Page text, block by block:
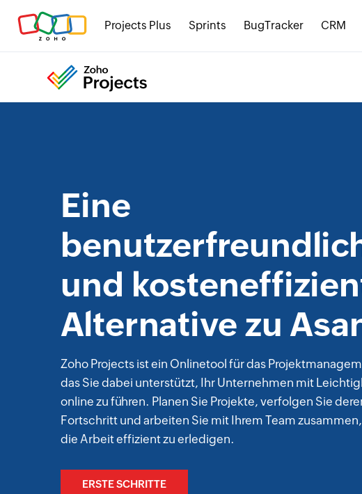
Projects Plus Sprints BugTracker CRM
Eine
und
Alternative zu
Zoho Projects ist ein Onlinetool für das
das Sie dabei unterstützt, Ihr Unternehmen mit
online zu führen. Planen Sie Projekte, verfolgen Sie
Fortschritt und arbeiten Sie mit Ihrem Team
die Arbeit effizient zu erledigen.
ERSTE SCHRITTE